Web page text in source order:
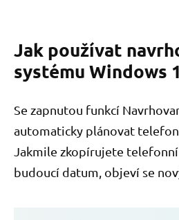
Jak používat
systému Windows
Se zapnutou funkcí
automaticky plánovat
Jakmile zkopírujete
budoucí datum, objeví se